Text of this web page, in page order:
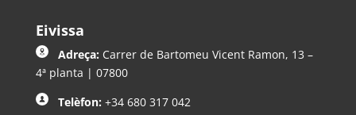
Eivissa
Adreça: Carrer de Bartomeu Vicent Ramon, 13 –
4ª planta | 07800
Telèfon: +34 680 317 042